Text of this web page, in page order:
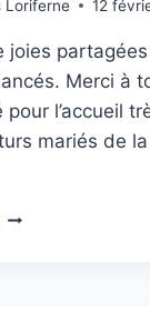
Loriferne 12
joies
Merci à
l’accueil
mariés de